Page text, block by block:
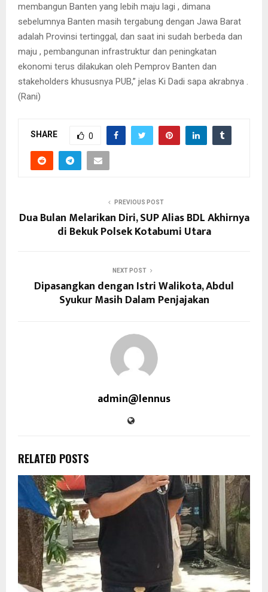
membangun Banten yang lebih maju lagi , dimana
sebelumnya Banten masih tergabung dengan Jawa Barat
adalah Provinsi tertinggal, dan saat ini sudah berbeda dan
maju , pembangunan infrastruktur dan peningkatan
ekonomi terus dilakukan oleh Pemprov Banten dan
stakeholders khususnya PUB,” jelas Ki Dadi sapa akrabnya .
(Rani)
SHARE 0
PREVIOUS POST
Dua Bulan Melarikan Diri, SUP Alias BDL Akhirnya
di Bekuk Polsek Kotabumi Utara
NEXT POST
Dipasangkan dengan Istri Walikota, Abdul
Syukur Masih Dalam Penjajakan
admin@lennus
RELATED POSTS